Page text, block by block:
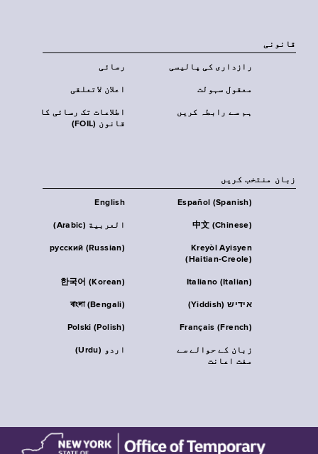
قانونی
رسائی رازداری کی پالیسی
اعلان لاتعلقی معقول سہولت
اطلاعات تک رسائی کا
قانون (FOIL)
ہم سے رابطہ کریں
زبان منتخب کریں
English Español (Spanish)
العربية (Arabic) 中文 (Chinese)
русский (Russian)
Kreyòl Ayisyen
(Haitian-Creole)
한국어 (Korean) Italiano (Italian)
বাংলা (Bengali) אידיש (Yiddish)
Polski (Polish) Français (French)
اردو (Urdu)
زبان کے حوالے سے
مفت اعانت